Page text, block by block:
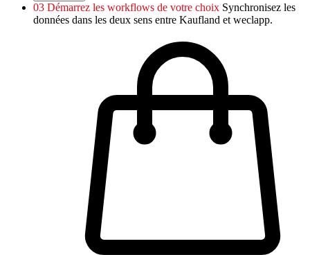
03 Démarrez les workflows de votre choix Synchronisez les
données dans les deux sens entre Kaufland et weclapp.